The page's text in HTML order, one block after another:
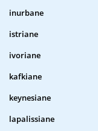
inurbane
istriane
ivoriane
kafkiane
keynesiane
lapalissiane